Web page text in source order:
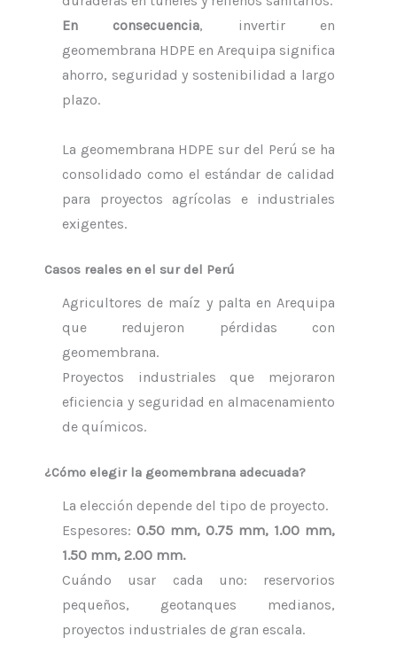
En consecuencia, invertir en
geomembrana HDPE en Arequipa significa
ahorro, seguridad y sostenibilidad a largo
plazo.
La geomembrana HDPE sur del Perú se ha
consolidado como el estándar de calidad
para proyectos agrícolas e industriales
exigentes.
Casos reales en el sur del Perú
Agricultores de maíz y palta en Arequipa
que redujeron pérdidas con
geomembrana.
Proyectos industriales que mejoraron
eficiencia y seguridad en almacenamiento
de químicos.
¿Cómo elegir la geomembrana adecuada?
La elección depende del tipo de proyecto.
Espesores: 0.50 mm, 0.75 mm, 1.00 mm,
1.50 mm, 2.00 mm.
Cuándo usar cada uno: reservorios
pequeños, geotanques medianos,
proyectos industriales de gran escala.